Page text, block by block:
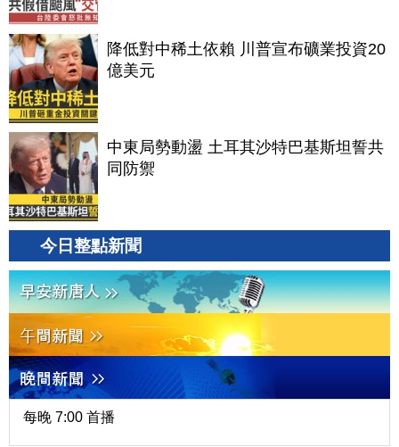
降低對中稀土依賴 川普宣布礦業投資20
億美元
中東局勢動盪 土耳其沙特巴基斯坦誓共
同防禦
今日整點新聞
每晚 7:00 首播